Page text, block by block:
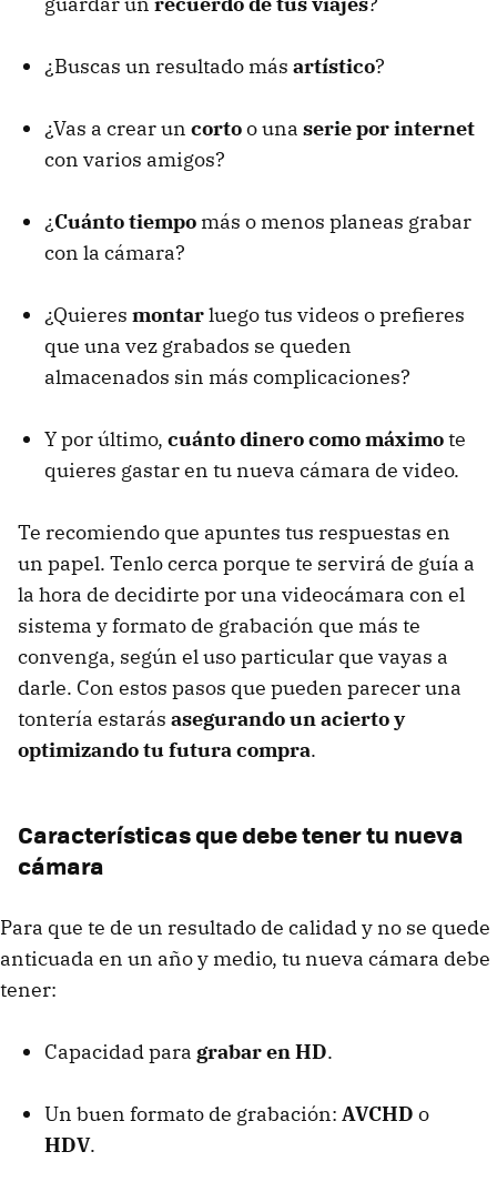
¿Buscas un resultado más artístico?
¿Vas a crear un cortoo una serie por internet
con varios amigos?
¿Cuánto tiempo más o menos planeas grabar
con la cámara?
¿Quieres montarluego tus videos o prefieres
que una vez grabados se queden
almacenados sin más complicaciones?
Y por último, cuánto dinero como máximote
quieres gastar en tu nueva cámara de video.
Te recomiendo que apuntes tus respuestas en
un papel. Tenlo cerca porque te servirá de guía a
la hora de decidirte por una videocámara con el
sistema y formato de grabación que más te
convenga, según el uso particular que vayas a
darle. Con estos pasos que pueden parecer una
tontería estarás asegurando un acierto y
optimizando tu futura compra.
Características que debe tener tu nueva
cámara
Para que te de un resultado de calidad y no se quede
anticuada en un año y medio, tu nueva cámara debe
tener:
Capacidad para grabar en HD.
Un buen formato de grabación: AVCHD o
HDV.